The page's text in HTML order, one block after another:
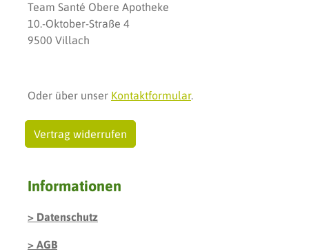
Team Santé Obere Apotheke
10.-Oktober-Straße 4
9500 Villach
Oder über unser Kontaktformular.
Vertrag widerrufen
Informationen
Datenschutz
AGB